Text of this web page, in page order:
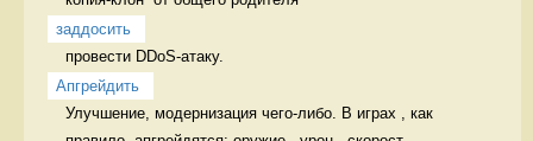
заддосить
провести DDoS-атаку.
Апгрейдить
Улучшение, модернизация чего-либо. В играх , как